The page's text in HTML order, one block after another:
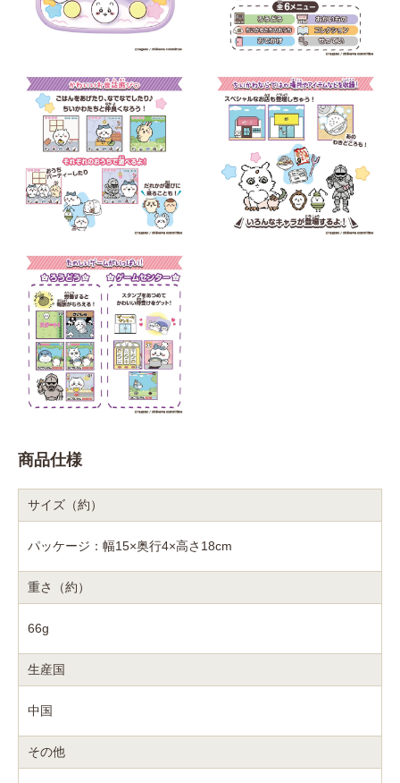
商品仕様
サイズ（約）
パッケージ：幅15×奥行4×高さ18cm
重さ（約）
66g
生産国
中国
その他